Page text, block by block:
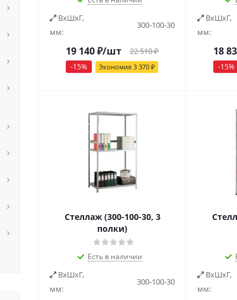
ВxШxГ,
мм:
300-100-30
19 140₽/шт 22 510₽
-15% Экономия 3 370 ₽
ВxШxГ,
мм:
18
-15%
Стеллаж (300-100-30, 3
полки)
Есть в наличии
ВxШxГ,
мм:
300-100-30
ВxШxГ,
мм: